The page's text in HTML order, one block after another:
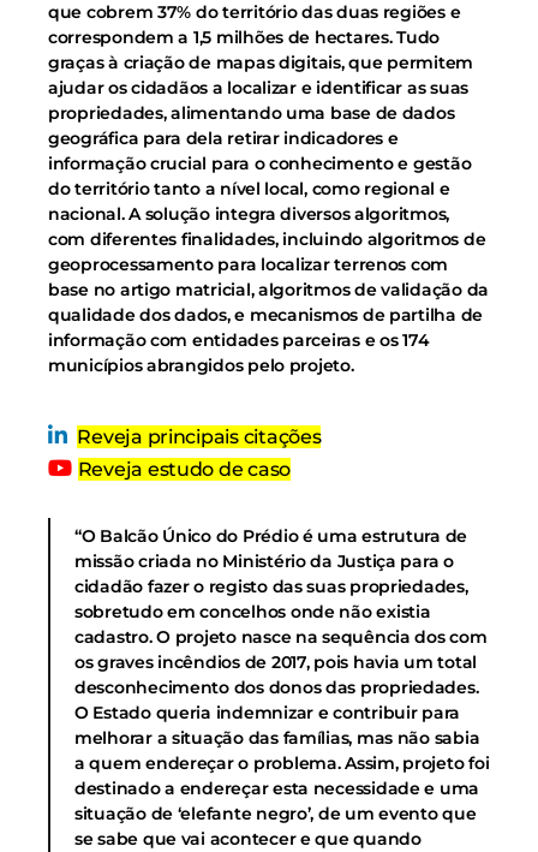
que cobrem 37% do território das duas regiões e
correspondem a 1,5 milhões de hectares. Tudo
graças à criação de mapas digitais, que permitem
ajudar os cidadãos a localizar e identificar as suas
propriedades, alimentando uma base de dados
geográfica para dela retirar indicadores e
informação crucial para o conhecimento e gestão
do território tanto a nível local, como regional e
nacional. A solução integra diversos algoritmos,
com diferentes finalidades, incluindo algoritmos de
geoprocessamento para localizar terrenos com
base no artigo matricial, algoritmos de validação da
qualidade dos dados, e mecanismos de partilha de
informação com entidades parceiras e os 174
municípios abrangidos pelo projeto.
Reveja principais citações
Reveja estudo de caso
“O Balcão Único do Prédio é uma estrutura de
missão criada no Ministério da Justiça para o
cidadão fazer o registo das suas propriedades,
sobretudo em concelhos onde não existia
cadastro. O projeto nasce na sequência dos com
os graves incêndios de 2017, pois havia um total
desconhecimento dos donos das propriedades.
O Estado queria indemnizar e contribuir para
melhorar a situação das famílias, mas não sabia
a quem endereçar o problema. Assim, projeto foi
destinado a endereçar esta necessidade e uma
situação de ‘elefante negro’, de um evento que
se sabe que vai acontecer e que quando